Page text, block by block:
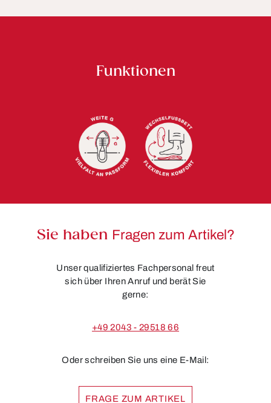
Funktionen
Sie haben Fragen zum Artikel?
Unser qualifiziertes Fachpersonal freut
sich über Ihren Anruf und berät Sie
gerne:
+49 2043 - 29518 66
Oder schreiben Sie uns eine E-Mail:
FRAGE ZUM ARTIKEL